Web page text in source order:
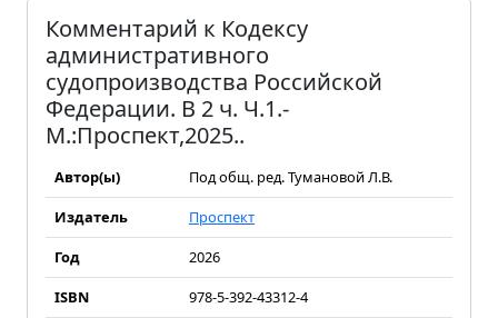
Комментарий к Кодексу
административного
судопроизводства Российской
Федерации. В 2 ч. Ч.1.-
М.:Проспект,2025..
Автор(ы)
Под общ. ред. Тумановой Л.В.
Издатель
Проспект
Год
2026
ISBN
978-5-392-43312-4